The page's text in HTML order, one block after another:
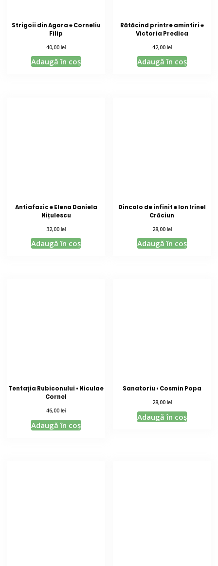
Strigoii din Agora ⁕ Corneliu
Filip
40,00lei
Adaugă în coș
Rătăcind printre amintiri ⁕
Victoria Predica
42,00 lei
Adaugă în coș
Antiafazic ⁕ Elena Daniela
Nițulescu
32,00lei
Adaugă în coș
Dincolo de infinit ⁕ Ion Irinel
Crăciun
28,00 lei
Adaugă în coș
Tentația Rubiconului • Niculae
Cornel
46,00lei
Adaugă în coș
Sanatoriu • Cosmin Popa
28,00 lei
Adaugă în coș